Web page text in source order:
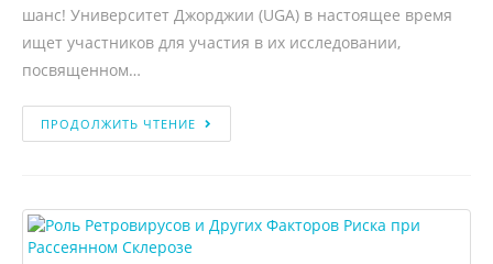
шанс! Университет Джорджии (UGA) в настоящее время
ищет участников для участия в их исследовании,
посвященном…
ПРОДОЛЖИТЬ ЧТЕНИЕ